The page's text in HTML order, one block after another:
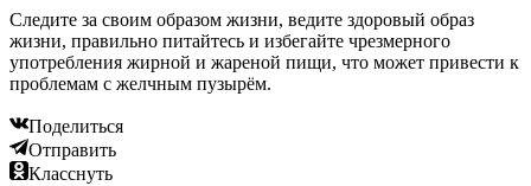
Следите за своим образом жизни, ведите здоровый образ
жизни, правильно питайтесь и избегайте чрезмерного
употребления жирной и жареной пищи, что может привести к
проблемам с желчным пузырём.
Поделиться
Отправить
Класснуть